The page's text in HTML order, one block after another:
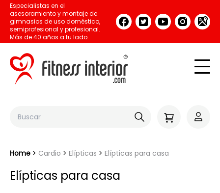
Especialistas en el
asesoramiento y montaje de
gimnasios de uso doméstico,
semiprofesional y profesional.
Más de 40 años a tu lado.
Home Cardio Elípticas Elípticas para casa
Elípticas para casa